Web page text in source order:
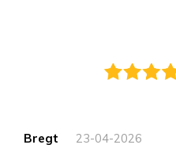
Bregt 23-04-2026